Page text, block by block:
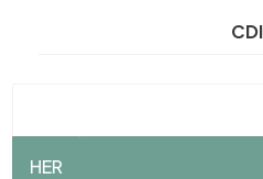
CDI
HER